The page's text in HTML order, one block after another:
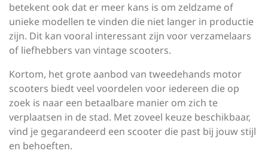
betekent ook dat er meer kans is om zeldzame of
unieke modellen te vinden die niet langer in productie
zijn. Dit kan vooral interessant zijn voor verzamelaars
of liefhebbers van vintage scooters.
Kortom, het grote aanbod van tweedehands motor
scooters biedt veel voordelen voor iedereen die op
zoek is naar een betaalbare manier om zich te
verplaatsen in de stad. Met zoveel keuze beschikbaar,
vind je gegarandeerd een scooter die past bij jouw stijl
en behoeften.